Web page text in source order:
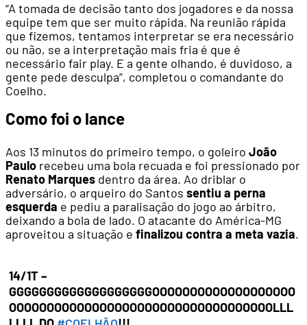
“A tomada de decisão tanto dos jogadores e da nossa
equipe tem que ser muito rápida. Na reunião rápida
que fizemos, tentamos interpretar se era necessário
ou não, se a interpretação mais fria é que é
necessário fair play. E a gente olhando, é duvidoso, a
gente pede desculpa”, completou o comandante do
Coelho.
Como foi o lance
Aos 13 minutos do primeiro tempo, o goleiro João
Paulo recebeu uma bola recuada e foi pressionado por
Renato Marques dentro da área. Ao driblar o
adversário, o arqueiro do Santos sentiu a perna
esquerda e pediu a paralisação do jogo ao árbitro,
deixando a bola de lado. O atacante do América-MG
aproveitou a situação e finalizou contra a meta vazia.
14/1T –
GGGGGGGGGGGGGGGGGGGOOOOOOOOOOOOOOOOOOO
OOOOOOOOOOOOOOOOOOOOOOOOOOOOOOOOOOOLLL